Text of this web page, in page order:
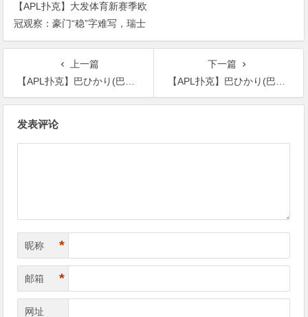
【APL扑克】大发体育新赛季欧
冠观察：豪门“稳”字难写，瑞士
轮赛制让每一场都变成生死
上一篇
【APL扑克】巴ひかり(巴𪸩)最新作品DASS-601介绍及封面预览
下一篇
【APL扑克】巴ひかり(巴𪸩)最新作品DASS-601介绍及封面预览
发表评论
昵称 *
邮箱 *
网址